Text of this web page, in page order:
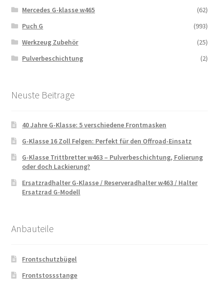
Mercedes G-klasse w465
(62)
Puch G
(993)
Werkzeug Zubehör
(25)
Pulverbeschichtung
(2)
Neuste Beitrage
40 Jahre G-Klasse: 5 verschiedene Frontmasken
G-Klasse 16 Zoll Felgen: Perfekt für den Offroad-Einsatz
G-Klasse Trittbretter w463 – Pulverbeschichtung, Folierung
oder doch Lackierung?
Ersatzradhalter G-Klasse / Reserveradhalter w463 / Halter
Ersatzrad G-Modell
Anbauteile
Frontschutzbügel
Frontstossstange